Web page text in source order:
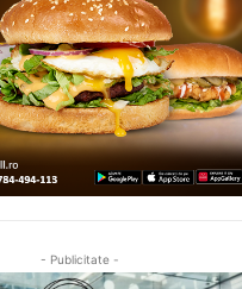
- Publicitate -